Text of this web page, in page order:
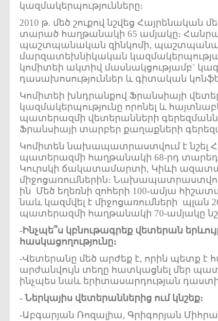
կազմակերպությունները։
2010 թ. մեծ շուքով նշվեց Հայրենական
տարած հաղթանակի 65 ամյակը։
պաշտպանական զինկոմի,
մարզատեխնիկական
կոմիտեի ակտիվ մասնակցությամբ`
դասախոսություններ և գիտական
Կոմիտեի խնդրանքով Ֆրանսիայի
կազմակերպությունը որոնել և
պատերազմի վետերանների
Ֆրանսիայի տարբեր քաղաքների
Կոմիտեն նախապատրաստվում է նշել
պատերազմի հաղթանակի 68-րդ
Կուրսկի ճակատամարտի, Կիևի
միջոցառումներին։
ին Մեծ եղեռնի զոհերի 100-ամյա
նաև կազմվել է միջոցառումների պլան
պատերազմի հաղթանակի 70-ամյակը
-Ինչպե՞ս կբնութագրեք վետերան
հասկացողությունը։
-Վետերանը մեծ արժեք է, որին պետք է
արժանվույն տեղը հատկացնել մեր
ինչպես նաև երիտասարդության
- Ներկայիս վետերաններից ում կնշեք։
-Աբգարյան Ռոզալիա, Գրիգորյան